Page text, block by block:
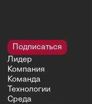
Подписаться
Лидер
Компания
Команда
Технологии
Среда